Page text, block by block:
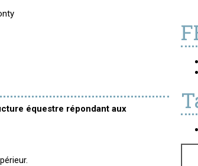
équestre répondant aux